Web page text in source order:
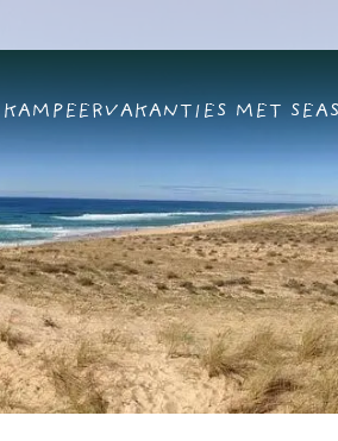
KAMPEERVAKANTIES MET